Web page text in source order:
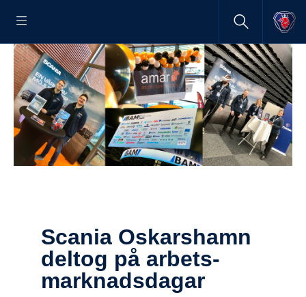
Scania Oskars­hamn
deltog på arbets­
mark­nads­dagar